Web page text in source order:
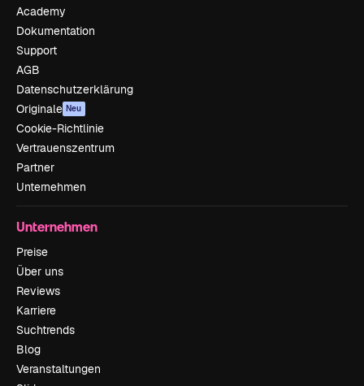
Academy
Dokumentation
Support
AGB
Datenschutzerklärung
Originale Neu
Cookie-Richtlinie
Vertrauenszentrum
Partner
Unternehmen
Unternehmen
Preise
Über uns
Reviews
Karriere
Suchtrends
Blog
Veranstaltungen